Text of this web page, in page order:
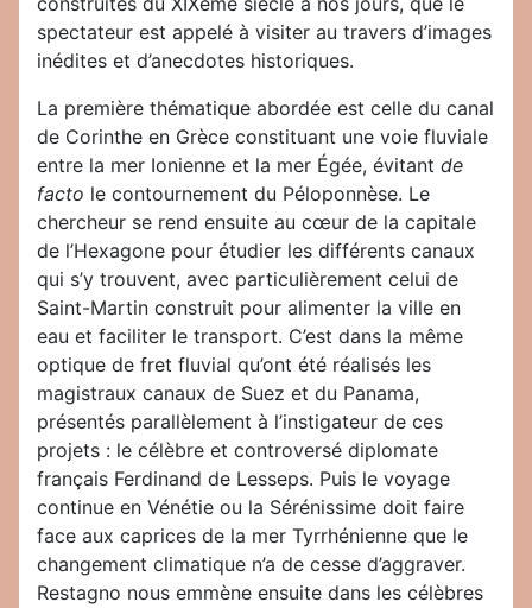
spectateur est appelé à visiter au travers d’images
inédites et d’anecdotes historiques.
La première thématique abordée est celle du canal
de Corinthe en Grèce constituant une voie fluviale
entre la mer Ionienne et la mer Égée, évitant de
facto le contournement du Péloponnèse. Le
chercheur se rend ensuite au cœur de la capitale
de l’Hexagone pour étudier les différents canaux
qui s’y trouvent, avec particulièrement celui de
Saint-Martin construit pour alimenter la ville en
eau et faciliter le transport. C’est dans la même
optique de fret fluvial qu’ont été réalisés les
magistraux canaux de Suez et du Panama,
présentés parallèlement à l’instigateur de ces
projets : le célèbre et controversé diplomate
français Ferdinand de Lesseps. Puis le voyage
continue en Vénétie ou la Sérénissime doit faire
face aux caprices de la mer Tyrrhénienne que le
changement climatique n’a de cesse d’aggraver.
Restagno nous emmène ensuite dans les célèbres